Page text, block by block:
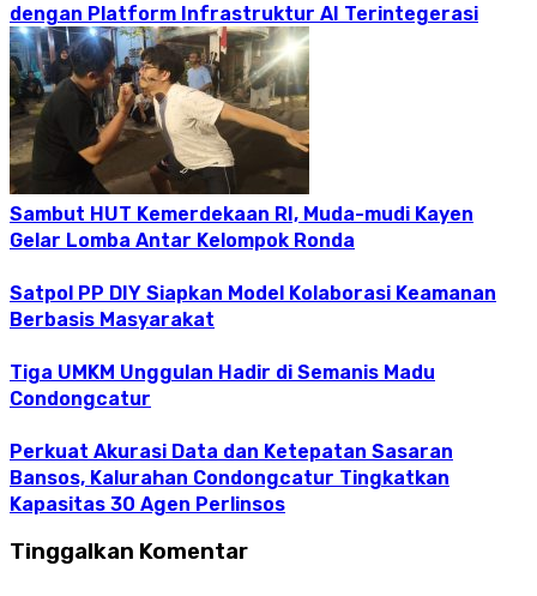
dengan Platform Infrastruktur AI Terintegerasi
Sambut HUT Kemerdekaan RI, Muda-mudi Kayen
Gelar Lomba Antar Kelompok Ronda
Satpol PP DIY Siapkan Model Kolaborasi Keamanan
Berbasis Masyarakat
Tiga UMKM Unggulan Hadir di Semanis Madu
Condongcatur
Perkuat Akurasi Data dan Ketepatan Sasaran
Bansos, Kalurahan Condongcatur Tingkatkan
Kapasitas 30 Agen Perlinsos
Tinggalkan Komentar